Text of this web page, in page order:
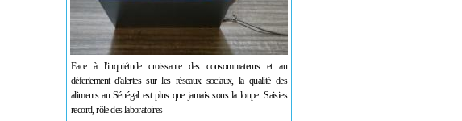
Face à l'inquiétude croissante des consommateurs et au
déferlement d'alertes sur les réseaux sociaux, la qualité des
aliments au Sénégal est plus que jamais sous la loupe. Saisies
record, rôle des laboratoires